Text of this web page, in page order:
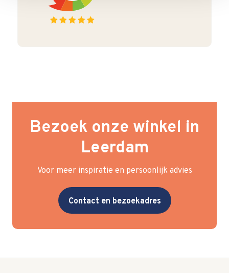
Bezoek onze winkel in
Leerdam
Voor meer inspiratie en persoonlijk advies
Contact en bezoekadres